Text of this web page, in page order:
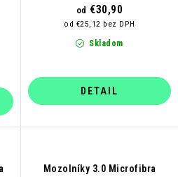
Skladom
od €25,12 bez DPH
od €30,90
DETAIL
Mozolníky 3.0 Microfibra